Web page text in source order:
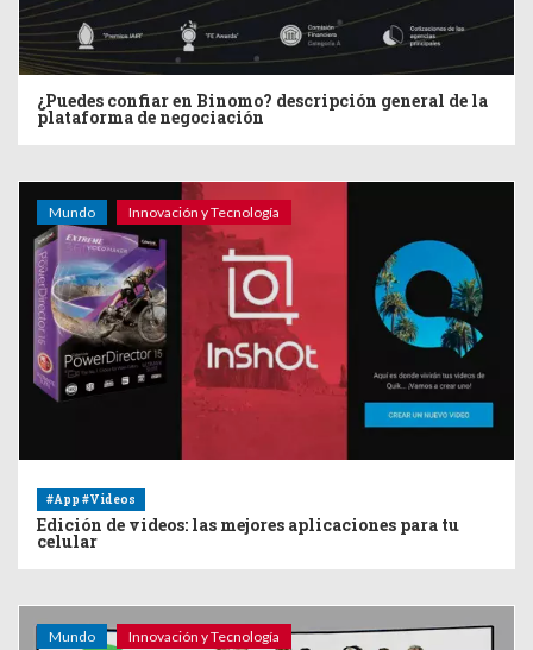
¿Puedes confiar en Binomo? descripción general de la
plataforma de negociación
Mundo Innovación y Tecnología
#App #Videos
Edición de videos: las mejores aplicaciones para tu
celular
Mundo Innovación y Tecnología